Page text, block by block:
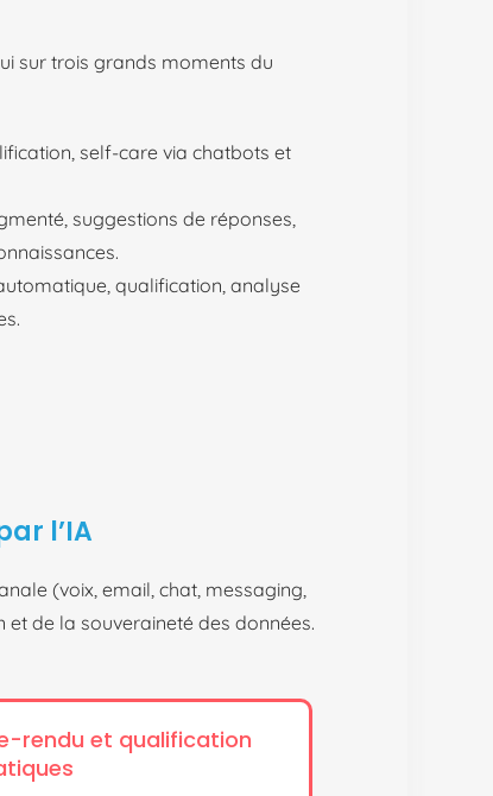
sur trois grands moments du
self-care via chatbots et
suggestions de réponses,
qualification, analyse
l’IA
(voix, email, chat, messaging,
et de la souveraineté des données.
rendu et qualification